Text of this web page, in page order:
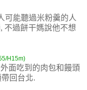
可能聽過米粉羹的人
不過餅干媽說他不想
H15m)
面吃到的肉包和饅頭
回台北.